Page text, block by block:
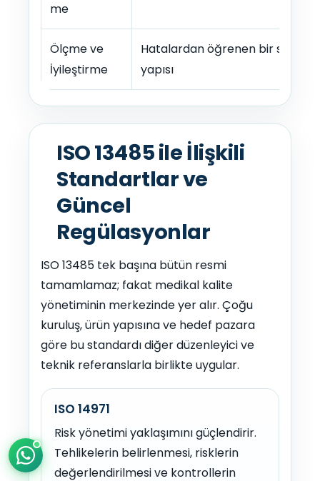
me
Ölçme ve
İyileştirme
Hatalardan öğrenen bir sistem
yapısı
ISO 13485 ile İlişkili
Standartlar ve
Güncel
Regülasyonlar
ISO 13485 tek başına bütün resmi
tamamlamaz; fakat medikal kalite
yönetiminin merkezinde yer alır. Çoğu
kuruluş, ürün yapısına ve hedef pazara
göre bu standardı diğer düzenleyici ve
teknik referanslarla birlikte uygular.
ISO 14971
Risk yönetimi yaklaşımını güçlendirir.
Tehlikelerin belirlenmesi, risklerin
değerlendirilmesi ve kontrollerin
YBS Destek
Genellikle birkaç dakika içinde yanıtlıyoruz